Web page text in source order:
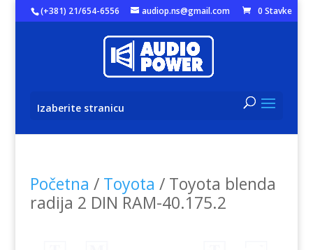
(+381) 21/654-6556 audiop.ns@gmail.com 0 Stavke
Izaberite stranicu
Početna / Toyota / Toyota blenda
radija 2 DIN RAM-40.175.2